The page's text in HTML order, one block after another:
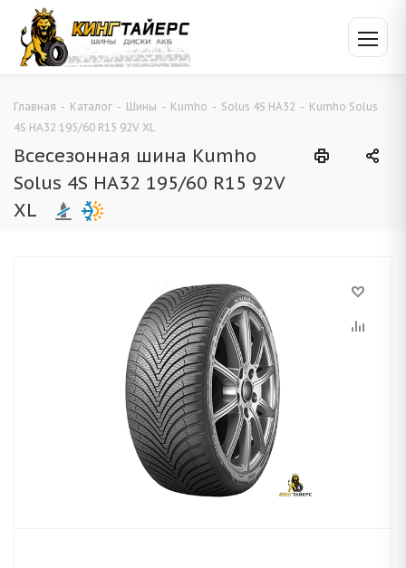
Главная - Каталог - Шины - Kumho - Solus 4S HA32 - Kumho Solus
4S HA32 195/60 R15 92V XL
Всесезонная шина Kumho
Solus 4S HA32 195/60 R15 92V
XL